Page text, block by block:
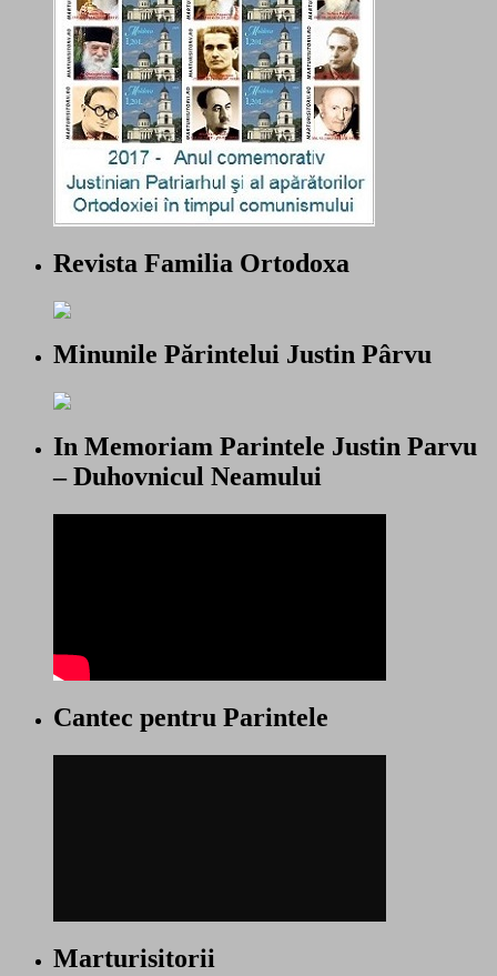
Revista Familia Ortodoxa
Minunile Părintelui Justin Pârvu
In Memoriam Parintele Justin Parvu
– Duhovnicul Neamului
Cantec pentru Parintele
Marturisitorii